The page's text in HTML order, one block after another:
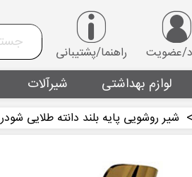
عضویت راهنما/پشتیبانی
لوازم بهداشتی شیرآلات
> شیر روشویی پایه بلند دانته طلایی شودر